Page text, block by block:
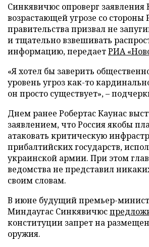
Синкявичюс опроверг заявления
возрастающей угрозе со стороны
правительства призвал не
и тщательно взвешивать
информацию, передаетРИА
«Я хотел бы заверить
уровень угроз как-то
он просто существует», –
Днем ранее Робертас Каунас
заявлением, что Россия якобы
атаковать критическую
прибалтийских государств,
украинской армии. При этом
ведомства не представил
своим словам.
В июне будущий премьер-
Миндаугас Синкявичюс
конституции запрет на
оружия.